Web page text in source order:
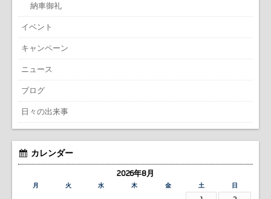
納車御礼
イベント
キャンペーン
ニュース
ブログ
日々の出来事
カレンダー
2026年8月
月 火 水 木 金 土 日